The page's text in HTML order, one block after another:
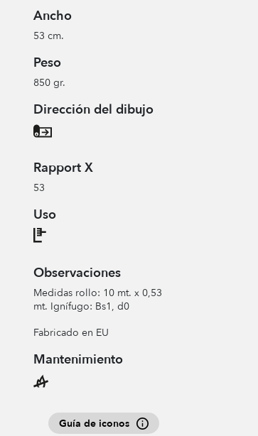
Ancho
53 cm.
Peso
850 gr.
Dirección del dibujo
Rapport X
53
Uso
Observaciones
Medidas rollo: 10 mt. x 0,53
mt. Ignífugo: Bs1, d0
Fabricado en EU
Mantenimiento
Guía de iconos